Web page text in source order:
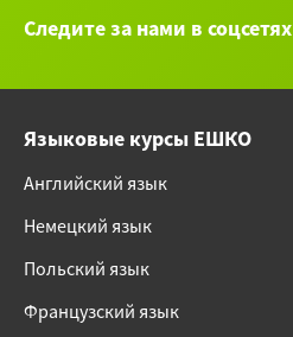
Следите за нами в соцсетях
Языковые курсы ЕШКО
Английский язык
Немецкий язык
Польский язык
Французский язык